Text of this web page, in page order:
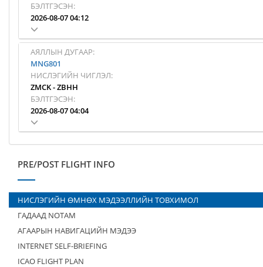
БЭЛТГЭСЭН:
2026-08-07 04:12
АЯЛЛЫН ДУГААР:
MNG801
НИСЛЭГИЙН ЧИГЛЭЛ:
ZMCK-ZBHH
БЭЛТГЭСЭН:
2026-08-07 04:04
PRE/POST FLIGHT INFO
НИСЛЭГИЙН ӨМНӨХ МЭДЭЭЛЛИЙН ТОВХИМОЛ
ГАДААД NOTAM
АГААРЫН НАВИГАЦИЙН МЭДЭЭ
INTERNET SELF-BRIEFING
ICAO FLIGHT PLAN